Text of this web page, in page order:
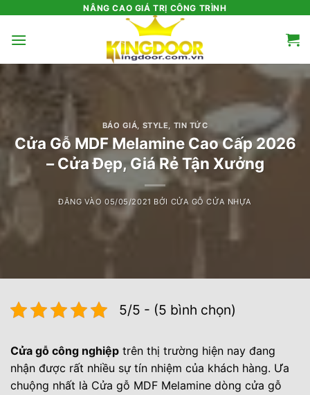
nội
NÂNG CAO GIÁ TRỊ CÔNG TRÌNH
BÁO GIÁ STYLE TIN TỨC
Cửa Gỗ MDF Melamine Cao Cấp 2026
– Cửa Đẹp, Giá Rẻ Tận Xưởng
ĐĂNG VÀO05/05/2021 BỞI CỬA GỖ CỬA NHỰA
5/5 - (5 bình chọn)
Cửa gỗ công nghiệp trên thị trường hiện nay đang
nhận được rất nhiều sự tín nhiệm của khách hàng. Ưa
chuộng nhất là Cửa gỗ MDF Melamine dòng cửa gỗ